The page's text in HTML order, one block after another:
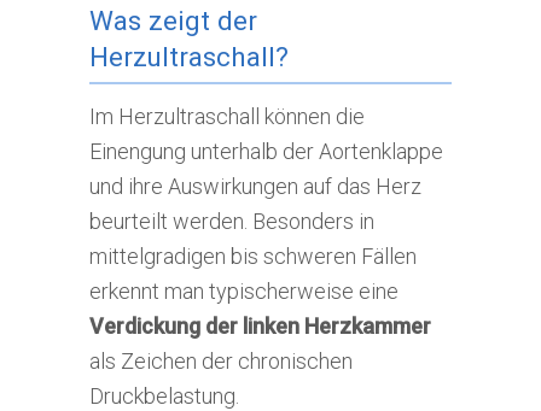
Was zeigt der
Herzultraschall?
Im Herzultraschall können die
Einengung unterhalb der Aortenklappe
und ihre Auswirkungen auf das Herz
beurteilt werden. Besonders in
mittelgradigen bis schweren Fällen
erkennt man typischerweise eine
Verdickung der linken Herzkammer
als Zeichen der chronischen
Druckbelastung.